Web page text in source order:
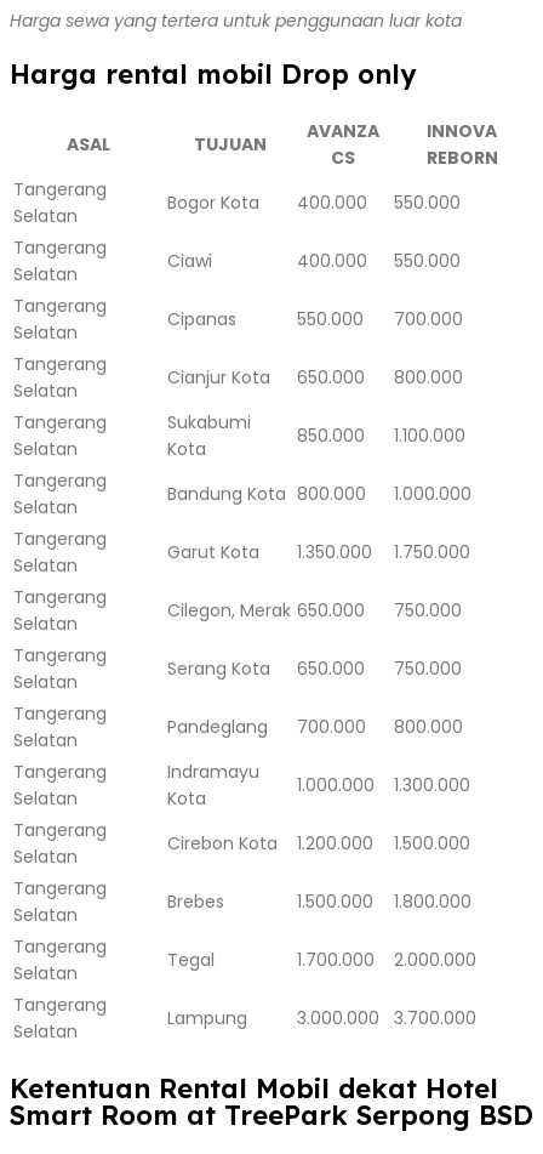
Harga sewa yang tertera untuk penggunaan luar kota
Harga rental mobil Drop only
ASAL TUJUAN
AVANZA
CS
INNOVA
REBORN
Tangerang
Selatan
Bogor Kota 400.000
550.000
Tangerang
Selatan
Ciawi 400.000
550.000
Tangerang
Selatan
Cipanas 550.000
700.000
Tangerang
Selatan
Cianjur Kota 650.000
800.000
Tangerang
Selatan
Sukabumi
Kota
850.000
1.100.000
Tangerang
Selatan
Bandung Kota 800.000
1.000.000
Tangerang
Selatan
Garut Kota 1.350.000
1.750.000
Tangerang
Selatan
Cilegon, Merak 650.000
750.000
Tangerang
Selatan
Serang Kota 650.000
750.000
Tangerang
Selatan
Pandeglang 700.000
800.000
Tangerang
Selatan
Indramayu
Kota
1.000.000
1.300.000
Tangerang
Selatan
Cirebon Kota 1.200.000
1.500.000
Tangerang
Selatan
Brebes 1.500.000
1.800.000
Tangerang
Selatan
Tegal 1.700.000
2.000.000
Tangerang
Selatan
Lampung 3.000.000 3.700.000
Ketentuan Rental Mobil dekat Hotel
Smart Room at TreePark Serpong BSD